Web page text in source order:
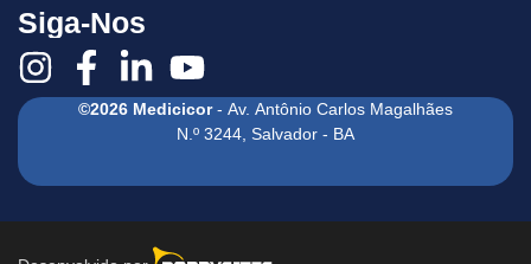
Siga-Nos
©2026 Medicicor- Av. Antônio Carlos Magalhães
N.º 3244, Salvador - BA